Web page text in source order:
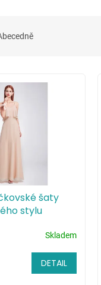
šaty
stylu
Skladem
DETAIL